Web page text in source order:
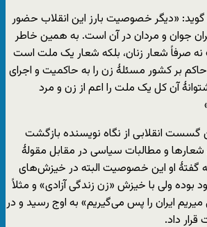
«دیگر خصوصیت بارز این انقلاب حضور
جوان و مردان در آن است. به همین خاطر
نه صرفاً شعار زنان، بلکه شعار یک ملت است
حاکم بر کشور مسئلۀ زن را به حاکمیت و اجرای
آن کل یک ملت را اعم از زن و مرد
انقلابی از نگاه نویسنده بازگشت
شعارها و مطالبات سیاسی در مقابل مقولۀ
گفتۀ او این خصوصیت البته در خیزش‌های
٩٦ تا ٩٨ مشهود بوده ولی با خیزش «زن زندگی آزادی» و مثلاً
ایران را پس می‌گیریم» به اوج رسید و در
داد.